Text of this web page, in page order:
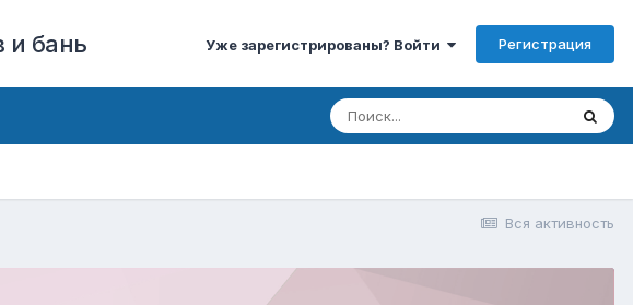
и бань Уже зарегистрированы? Войти Регистрация
Вся активность